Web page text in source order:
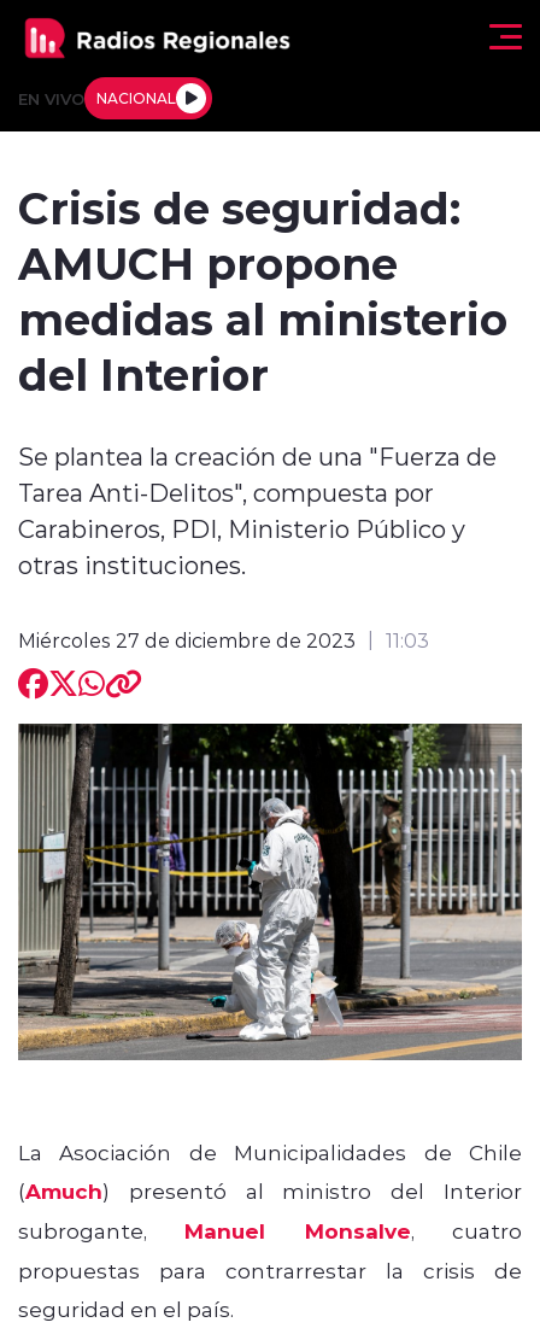
EN VIVO NACIONAL
Tendencias
Deportes
Regiones al Aire
Entrevistas
Crisis de seguridad:
AMUCH propone
medidas al ministerio
del Interior
Se plantea la creación de una "Fuerza de
Tarea Anti-Delitos", compuesta por
Carabineros, PDI, Ministerio Público y
otras instituciones.
Miércoles 27 de diciembre de 2023 11:03
La Asociación de Municipalidades de Chile
(Amuch) presentó al ministro del Interior
subrogante, Manuel Monsalve, cuatro
propuestas para contrarrestar la crisis de
seguridad en el país.